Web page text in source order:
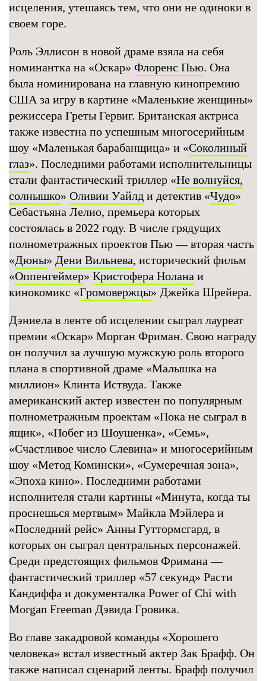
исцеления, утешаясь тем, что они не одиноки в
своем горе.
Роль Эллисон в новой драме взяла на себя
номинантка на «Оскар» Флоренс Пью. Она
была номинирована на главную кинопремию
США за игру в картине «Маленькие женщины»
режиссера Греты Гервиг. Британская актриса
также известна по успешным многосерийным
шоу «Маленькая барабанщица» и «Соколиный
глаз». Последними работами исполнительницы
стали фантастический триллер «Не волнуйся,
солнышко» Оливии Уайлд и детектив «Чудо»
Себастьяна Лелио, премьера которых
состоялась в 2022 году. В числе грядущих
полнометражных проектов Пью — вторая часть
«Дюны» Дени Вильнева, исторический фильм
«Оппенгеймер» Кристофера Нолана и
кинокомикс «Громовержцы» Джейка Шрейера.
Дэниела в ленте об исцелении сыграл лауреат
премии «Оскар» Морган Фриман. Свою награду
он получил за лучшую мужскую роль второго
плана в спортивной драме «Малышка на
миллион» Клинта Иствуда. Также
американский актер известен по популярным
полнометражным проектам «Пока не сыграл в
ящик», «Побег из Шоушенка», «Семь»,
«Счастливое число Слевина» и многосерийным
шоу «Метод Комински», «Сумеречная зона»,
«Эпоха кино». Последними работами
исполнителя стали картины «Минута, когда ты
проснешься мертвым» Майкла Мэйлера и
«Последний рейс» Анны Гуттормсгард, в
которых он сыграл центральных персонажей.
Среди предстоящих фильмов Фримана —
фантастический триллер «57 секунд» Расти
Кандиффа и документалка Power of Chi with
Morgan Freeman Дэвида Гровика.
Во главе закадровой команды «Хорошего
человека» встал известный актер Зак Брафф. Он
также написал сценарий ленты. Брафф получил